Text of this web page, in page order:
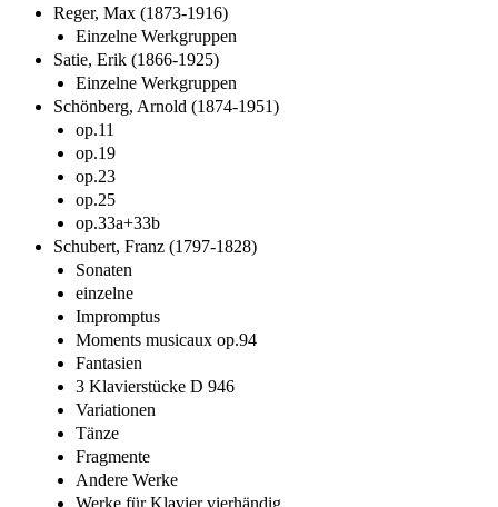
Reger, Max (1873-1916)
Einzelne Werkgruppen
Satie, Erik (1866-1925)
Einzelne Werkgruppen
Schönberg, Arnold (1874-1951)
op.11
op.19
op.23
op.25
op.33a+33b
Schubert, Franz (1797-1828)
Sonaten
einzelne
Impromptus
Moments musicaux op.94
Fantasien
3 Klavierstücke D 946
Variationen
Tänze
Fragmente
Andere Werke
Werke für Klavier vierhändig